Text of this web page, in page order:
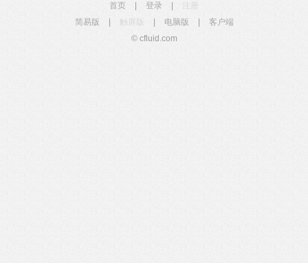
首页 登录
简易版
触屏版 电脑版
客户端
© cfluid.com